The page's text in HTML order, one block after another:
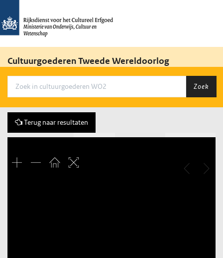
Cultuurgoederen Tweede Wereldoorlog
Zoek
Terug naar resultaten